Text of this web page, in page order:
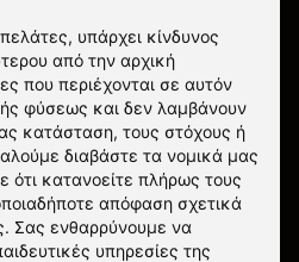
υπάρχει κίνδυνος
από την αρχική
που περιέχονται σε αυτόν
φύσεως και δεν λαμβάνουν
κατάσταση, τους στόχους ή
διαβάστε τα νομικά μας
ότι κατανοείτε πλήρως τους
απόφαση σχετικά
Σας ενθαρρύνουμε να
υπηρεσίες της